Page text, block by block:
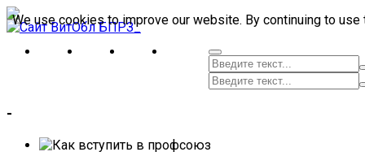
-
We use cookies to improve our website. By continuing to